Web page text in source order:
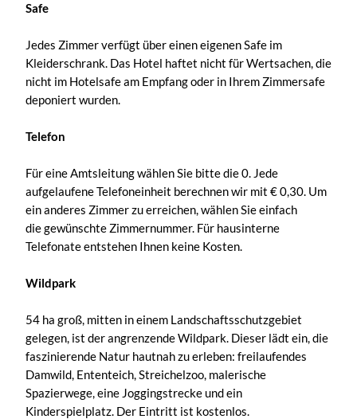
Safe
Jedes Zimmer verfügt über einen eigenen Safe im
Kleiderschrank. Das Hotel haftet nicht für Wertsachen, die
nicht im Hotelsafe am Empfang oder in Ihrem Zimmersafe
deponiert wurden.
Telefon
Für eine Amtsleitung wählen Sie bitte die 0. Jede
aufgelaufene Telefoneinheit berechnen wir mit € 0,30. Um
ein anderes Zimmer zu erreichen, wählen Sie einfach
die gewünschte Zimmernummer. Für hausinterne
Telefonate entstehen Ihnen keine Kosten.
Wildpark
54 ha groß, mitten in einem Landschaftsschutzgebiet
gelegen, ist der angrenzende Wildpark. Dieser lädt ein, die
faszinierende Natur hautnah zu erleben: freilaufendes
Damwild, Ententeich, Streichelzoo, malerische
Spazierwege, eine Joggingstrecke und ein
Kinderspielplatz. Der Eintritt ist kostenlos.